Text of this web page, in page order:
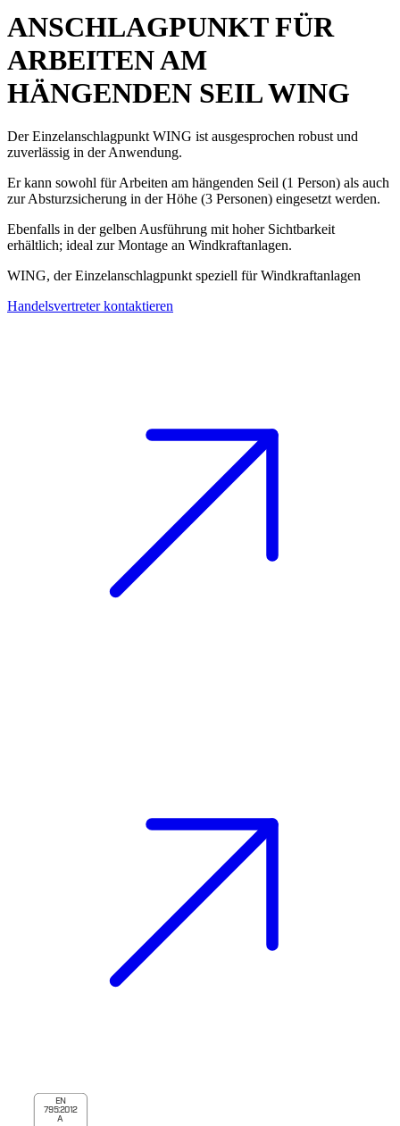
ANSCHLAGPUNKT FÜR
ARBEITEN AM
HÄNGENDEN SEILWING
Der Einzelanschlagpunkt WING ist ausgesprochen robustund
zuverlässig in der Anwendung.
Er kann sowohl für Arbeiten am hängenden Seil (1 Person) als auch
zur Absturzsicherung in der Höhe (3 Personen) eingesetzt werden.
Ebenfalls in der gelben Ausführung mit hoher Sichtbarkeit
erhältlich; ideal zur Montage an Windkraftanlagen.
WING, der Einzelanschlagpunkt speziell für Windkraftanlagen
Handelsvertreter kontaktieren
EN
795:2012
A